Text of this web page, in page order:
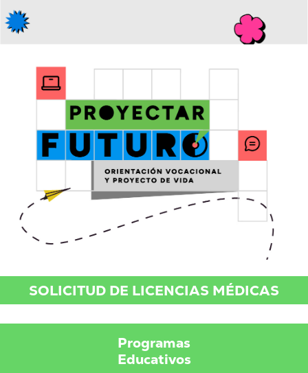
SOLICITUD DE LICENCIAS MÉDICAS
Programas
Educativos